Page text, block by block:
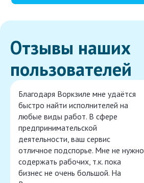
Отзывы наших
пользователей
Благодаря Воркзиле мне удаётся
быстро найти исполнителей на
любые виды работ. В сфере
предпринимательской
деятельности, ваш сервис
отличное подспорье. Мне не нужно
содержать рабочих, т.к. пока
бизнес не очень большой. На